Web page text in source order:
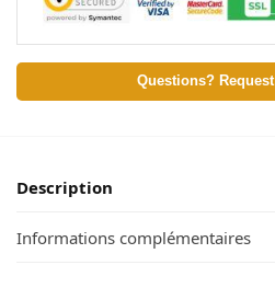
Questions?
Description
Informations complémentaires